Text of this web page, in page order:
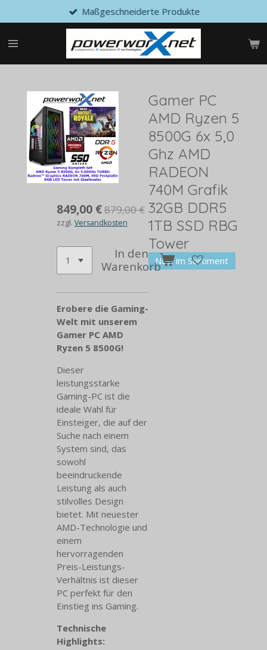
Hauptinhalt
springen
Maßgeschneiderte Produkte
Gamer PC
AMD Ryzen 5
8500G 6x 5,0
Ghz AMD
RADEON
740M Grafik
32GB DDR5
1TB SSD RBG
Tower
NEU im Sortiment
849,00 €879,00 €
zzgl. Versandkosten
In den
Warenkorb
Erobere die Gaming-
Welt mit unserem
Gamer PC AMD
Ryzen 5 8500G!
Dieser
leistungsstarke
Gaming-PC ist die
ideale Wahl für
Einsteiger, die auf der
Suche nach einem
System sind, das
sowohl
beeindruckende
Leistung als auch
stilvolles Design
bietet. Mit neuester
AMD-Technologie und
einem
hervorragenden
Preis-Leistungs-
Verhältnis ist dieser
PC perfekt für den
Einstieg ins Gaming.
Technische
Highlights: